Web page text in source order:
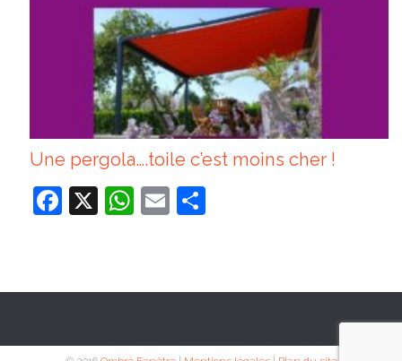
Une pergola….toile c’est moins cher !
Facebook
X WhatsApp
Email